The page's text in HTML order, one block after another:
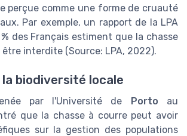
perçue comme une forme de cruauté
Par exemple, un rapport de la LPA
des Français estiment que la chasse
interdite (Source: LPA, 2022).
biodiversité locale
par l'Université de Porto au
que la chasse à courre peut avoir
sur la gestion des populations